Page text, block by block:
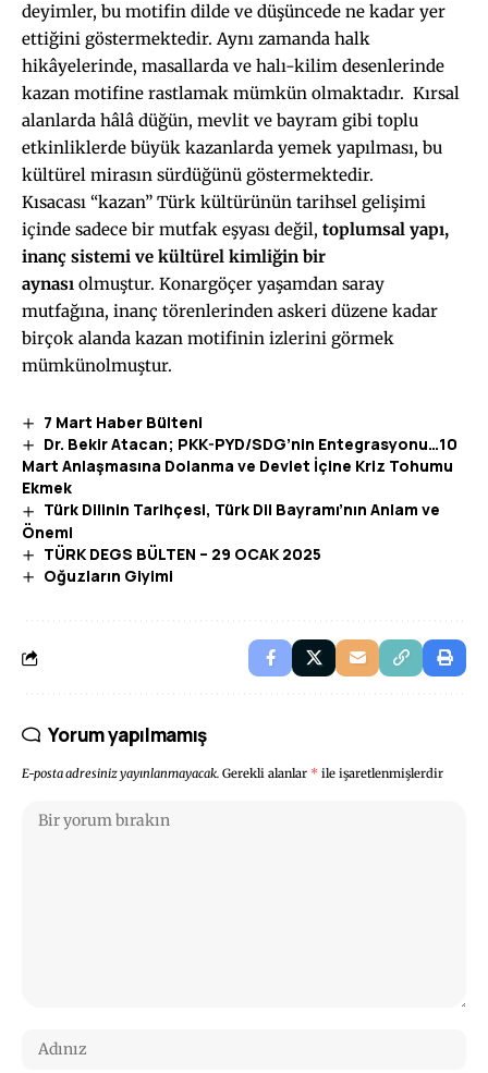
deyimler, bu motifin dilde ve düşüncede ne kadar yer
ettiğini göstermektedir. Aynı zamanda halk
hikâyelerinde, masallarda ve halı-kilim desenlerinde
kazan motifine rastlamak mümkün olmaktadır. Kırsal
alanlarda hâlâ düğün, mevlit ve bayram gibi toplu
etkinliklerde büyük kazanlarda yemek yapılması, bu
kültürel mirasın sürdüğünü göstermektedir.
Kısacası “kazan” Türk kültürünün tarihsel gelişimi
içinde sadece bir mutfak eşyası değil, toplumsal yapı,
inanç sistemi ve kültürel kimliğin bir
aynası olmuştur. Konargöçer yaşamdan saray
mutfağına, inanç törenlerinden askeri düzene kadar
birçok alanda kazan motifinin izlerini görmek
mümkünolmuştur.
7 Mart Haber Bülteni
Dr. Bekir Atacan; PKK-PYD/SDG’nin Entegrasyonu…10
Mart Anlaşmasına Dolanma ve Devlet İçine Kriz Tohumu
Ekmek
Türk Dilinin Tarihçesi, Türk Dil Bayramı’nın Anlam ve
Önemi
TÜRK DEGS BÜLTEN – 29 OCAK 2025
Oğuzların Giyimi
Yorum yapılmamış
E-posta adresiniz yayınlanmayacak. Gerekli alanlar * ile işaretlenmişlerdir